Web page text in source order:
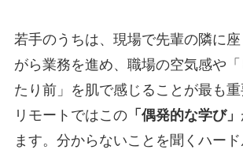
若手のうちは、現場で先輩の隣に
がら業務を進め、職場の空気感や
たり前」を肌で感じることが最も
リモートではこの「偶発的な学び」
ます。分からないことを聞くハード